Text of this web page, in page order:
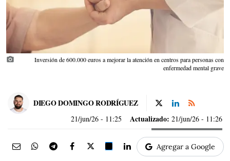
photo_camera
Inversión de 600.000 euros a mejorar la atención en centros para personas con
enfermedad mental grave
DIEGO DOMINGO RODRÍGUEZ
21/jun/26 - 11:25 Actualizado: 21/jun/26 - 11:26
Agregar a Google